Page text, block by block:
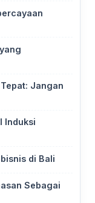
Jangan
Induksi
di Bali
Sebagai